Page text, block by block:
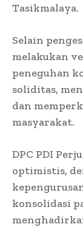
Tasikmalaya.
Selain
melakukan
peneguhan
soliditas,
dan
masyarakat.
DPC PDI
optimistis,
konsolidasi